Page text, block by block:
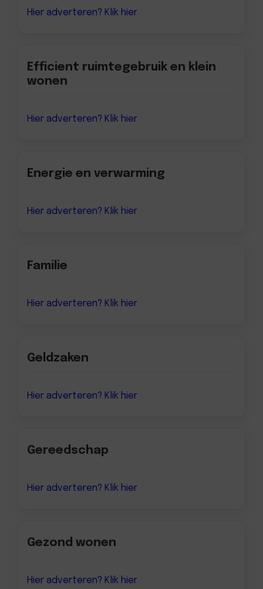
Hier adverteren? Klik hier
Efficient ruimtegebruik en klein
wonen
Hier adverteren? Klik hier
Energie en verwarming
Hier adverteren? Klik hier
Familie
Hier adverteren? Klik hier
Geldzaken
Hier adverteren? Klik hier
Gereedschap
Hier adverteren? Klik hier
Gezond wonen
Hier adverteren? Klik hier